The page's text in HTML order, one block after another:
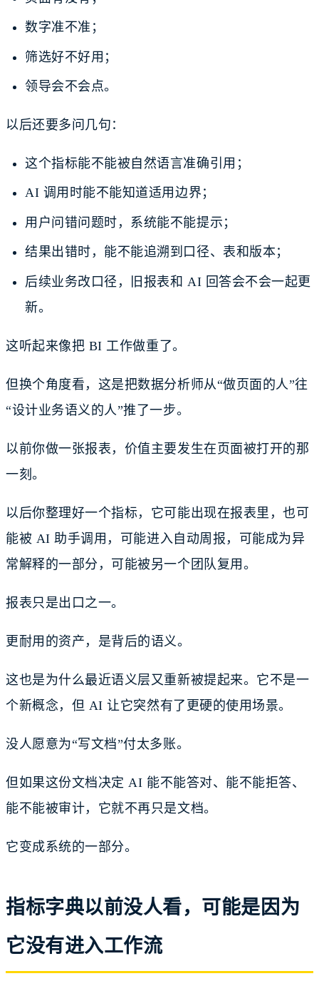
数字准不准；
筛选好不好用；
领导会不会点。
以后还要多问几句：
这个指标能不能被自然语言准确引用；
AI 调用时能不能知道适用边界；
用户问错问题时，系统能不能提示；
结果出错时，能不能追溯到口径、表和版本；
后续业务改口径，旧报表和 AI 回答会不会一起更
新。
这听起来像把 BI 工作做重了。
但换个角度看，这是把数据分析师从“做页面的人”往
“设计业务语义的人”推了一步。
以前你做一张报表，价值主要发生在页面被打开的那
一刻。
以后你整理好一个指标，它可能出现在报表里，也可
能被 AI 助手调用，可能进入自动周报，可能成为异
常解释的一部分，可能被另一个团队复用。
报表只是出口之一。
更耐用的资产，是背后的语义。
这也是为什么最近语义层又重新被提起来。它不是一
个新概念，但 AI 让它突然有了更硬的使用场景。
没人愿意为“写文档”付太多账。
但如果这份文档决定 AI 能不能答对、能不能拒答、
能不能被审计，它就不再只是文档。
它变成系统的一部分。
指标字典以前没人看，可能是因为
它没有进入工作流